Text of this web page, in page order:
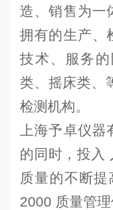
造、销售为一
拥有的生产、
技术、服务
类、摇床类、
检测机构。
上海予卓仪
的同时，投入
质量的不断
2000 质量管